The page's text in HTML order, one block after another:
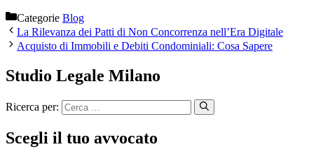
Categorie Blog
La Rilevanza dei Patti di Non Concorrenza nell’Era Digitale
Acquisto di Immobili e Debiti Condominiali: Cosa Sapere
Studio Legale Milano
Ricerca per:
Scegli il tuo avvocato